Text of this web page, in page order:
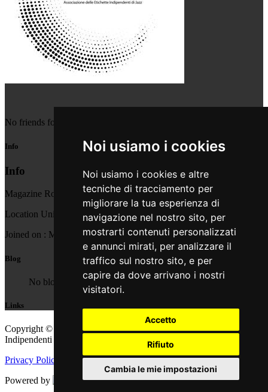
Noi usiamo i cookies
Noi usiamo i cookies e altre
tecniche di tracciamento per
migliorare la tua esperienza di
navigazione nel nostro sito, per
mostrarti contenuti personalizzati
e annunci mirati, per analizzare il
traffico sul nostro sito, e per
capire da dove arrivano i nostri
visitatori.
Accetto
Rifiuto
Cambia le mie impostazioni
No friends for this user
Info
Info
Magazine RootsWorld / WPKN FM Radio
Location United States
Joined on : Monday, 14 July 2025
Blog
No blogs for this user
Links
Copyright © 2011 - 2026 adEIdJ - Associazione delle Etichette
Indipendenti di Jazz. All Rights Reserved.
Privacy Policy
Cookie Policy
Powered by
Web Engine